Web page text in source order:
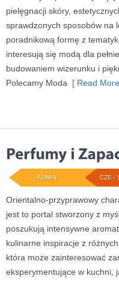
pielęgnacji skóry,
sprawdzonych sposobów na
poradnikową formę z
interesują się modą dla
budowaniem wizerunku i
Polecamy Moda [ Read
CZE -
ADMIN
Orientalno-przyprawowy
jest to portal stworzony z
poszukują intensywne
kulinarne inspiracje z
która może zainteresować
eksperymentujące w kuchni,